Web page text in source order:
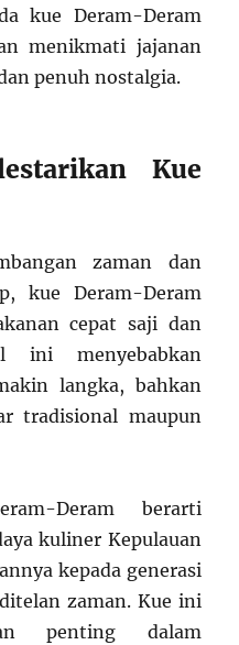
kue Deram-Deram
menikmati jajanan
penuh nostalgia.
Kue
zaman dan
kue Deram-Deram
cepat saji dan
ini menyebabkan
langka, bahkan
tradisional maupun
Deram berarti
kuliner Kepulauan
kepada generasi
zaman. Kue ini
penting dalam